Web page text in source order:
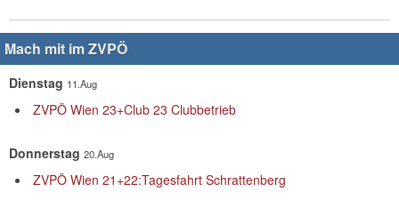
Mach mit im ZVPÖ
Dienstag 11.Aug
ZVPÖ Wien 23+Club 23 Clubbetrieb
Donnerstag 20.Aug
ZVPÖ Wien 21+22:Tagesfahrt Schrattenberg